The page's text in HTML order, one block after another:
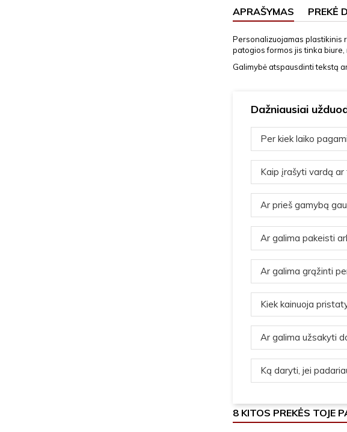
APRAŠYMAS PREKĖ
Personalizuojamas plastikinis
patogios formos jis tinka
Galimybė atspausdinti tekstą
Dažniausiai
Per kiek laiko
Kaip įrašyti vardą
Ar prieš gamybą
Ar galima pakeisti
Ar galima grąžinti
Kiek kainuoja
Ar galima užsakyti
Ką daryti, jei
8 KITOS PREKĖS TOJE